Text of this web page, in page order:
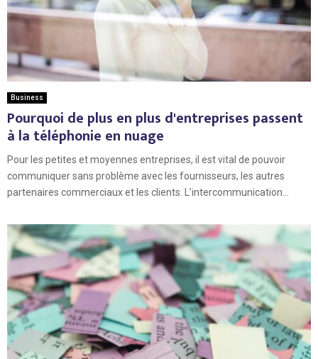
Business
Pourquoi de plus en plus d'entreprises passent
à la téléphonie en nuage
Pour les petites et moyennes entreprises, il est vital de pouvoir
communiquer sans problème avec les fournisseurs, les autres
partenaires commerciaux et les clients. L’intercommunication...